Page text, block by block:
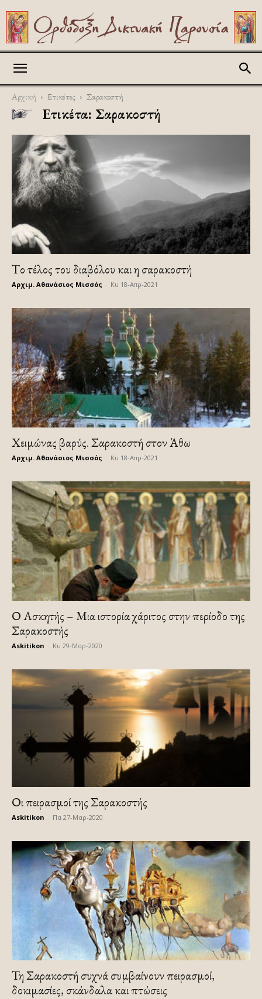
Αρχική Ετικέτες Σαρακοστή
Ετικέτα: Σαρακοστή
Tο τέλος του διαβόλου και η σαρακοστή
Αρχιμ. Αθανάσιος Μισσός Κυ 18-Απρ-2021
Χειμώνας βαρύς. Σαρακοστή στον Άθω
Αρχιμ. Αθανάσιος Μισσός Κυ 18-Απρ-2021
Ο Ασκητής – Μια ιστορία χάριτος στην περίοδο της
Σαρακοστής
Askitikon Κυ 29-Μαρ-2020
Οι πειρασμοί της Σαρακοστής
Askitikon Πα 27-Μαρ-2020
Τη Σαρακοστή συχνά συμβαίνουν πειρασμοί,
δοκιμασίες, σκάνδαλα και πτώσεις